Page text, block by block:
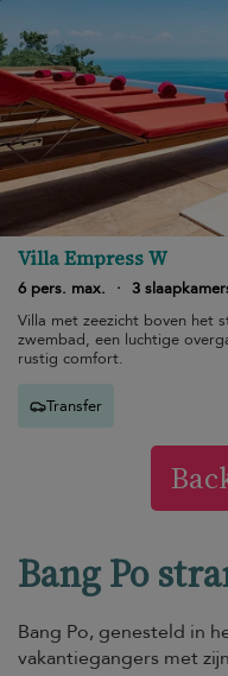
Villa Empress W
6 pers. max. · 3
Villa met zeezicht boven het
zwembad, een luchtige
rustig comfort.
Transfer
Bang Po
Bang Po, genesteld in
vakantiegangers met zijn